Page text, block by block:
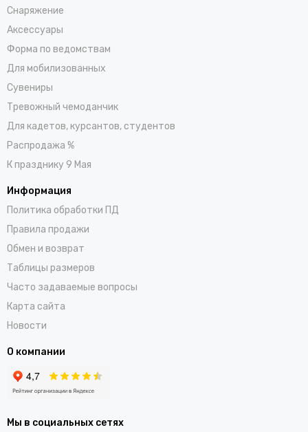
Снаряжение
Аксессуары
Форма по ведомствам
Для мобилизованных
Сувениры
Тревожный чемоданчик
Для кадетов, курсантов, студентов
Распродажа %
К празднику 9 Мая
Информация
Политика обработки ПД
Правила продажи
Обмен и возврат
Таблицы размеров
Часто задаваемые вопросы
Карта сайта
Новости
О компании
Мы в социальных сетях